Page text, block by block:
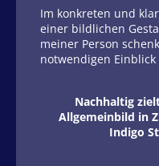
Im konkreten und
einer bildlichen
meiner Person
notwendigen
Nachhaltig
Allgemeinbild in
Indigo